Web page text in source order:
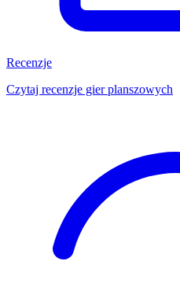
Recenzje
Czytaj recenzje gier planszowych